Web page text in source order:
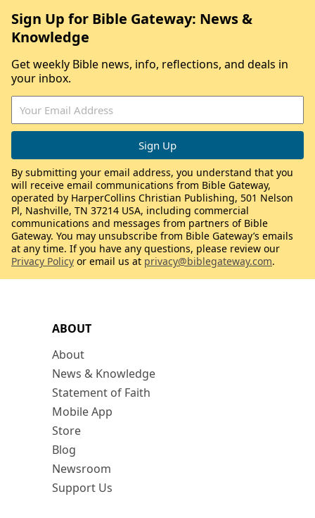
ABOUT
About
News & Knowledge
Statement of Faith
Mobile App
Store
Blog
Newsroom
Support Us
Sign Up for Bible Gateway: News &
Knowledge
Get weekly Bible news, info, reflections, and deals in
your inbox.
By submitting your email address, you understand that you
will receive email communications from Bible Gateway,
operated by HarperCollins Christian Publishing, 501 Nelson
Pl, Nashville, TN 37214 USA, including commercial
communications and messages from partners of Bible
Gateway. You may unsubscribe from Bible Gateway’s emails
at any time. If you have any questions, please review our
Privacy Policy or email us at privacy@biblegateway.com.